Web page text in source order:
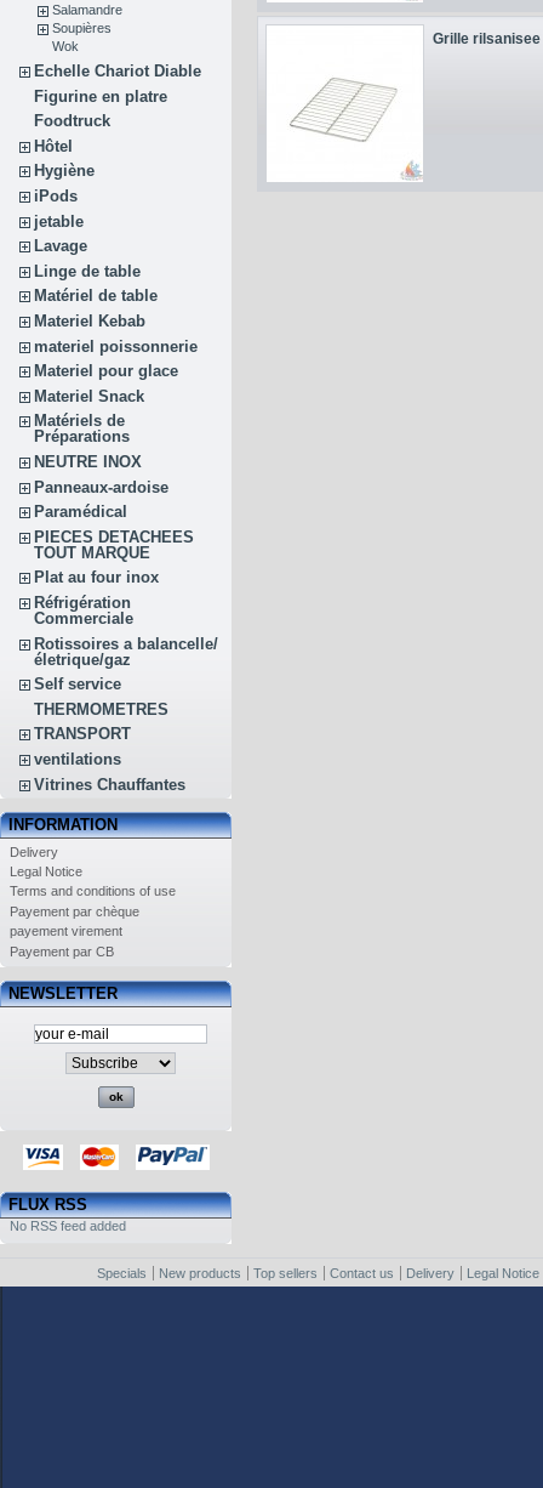
Salamandre
Soupières
Wok
Echelle Chariot Diable
Figurine en platre
Foodtruck
Hôtel
Hygiène
iPods
jetable
Lavage
Linge de table
Matériel de table
Materiel Kebab
materiel poissonnerie
Materiel pour glace
Materiel Snack
Matériels de
Préparations
NEUTRE INOX
Panneaux-ardoise
Paramédical
PIECES DETACHEES
TOUT MARQUE
Plat au four inox
Réfrigération
Commerciale
Rotissoires a balancelle/
életrique/gaz
Self service
THERMOMETRES
TRANSPORT
ventilations
Vitrines Chauffantes
INFORMATION
Delivery
Legal Notice
Terms and conditions of use
Payement par chèque
payement virement
Payement par CB
NEWSLETTER
FLUX RSS
No RSS feed added
Grille
Specials New products Top sellers Contact us Delivery Legal Notice